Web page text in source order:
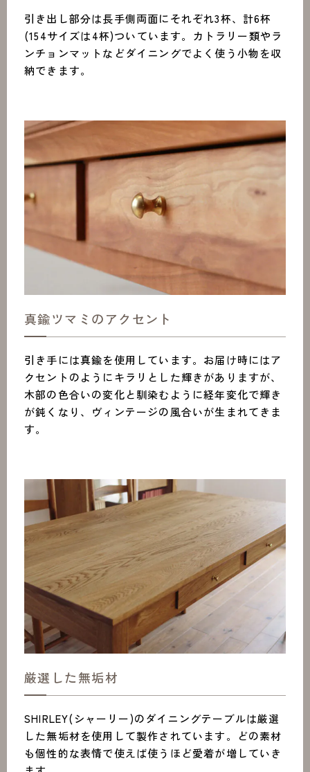
引き出し部分は長手側両面にそれぞれ3杯、計6杯
(154サイズは4杯)ついています。カトラリー類やラ
ンチョンマットなどダイニングでよく使う小物を収
納できます。
真鍮ツマミのアクセント
引き手には真鍮を使用しています。お届け時にはア
クセントのようにキラリとした輝きがありますが、
木部の色合いの変化と馴染むように経年変化で輝き
が鈍くなり、ヴィンテージの風合いが生まれてきま
す。
厳選した無垢材
SHIRLEY(シャーリー)のダイニングテーブルは厳選
した無垢材を使用して製作されています。どの素材
も個性的な表情で使えば使うほど愛着が増していき